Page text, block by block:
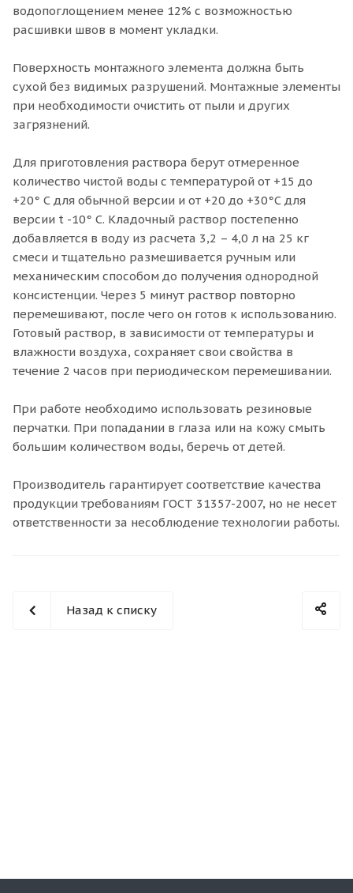
водопоглощением менее 12% с возможностью
расшивки швов в момент укладки.
Поверхность монтажного элемента должна быть
сухой без видимых разрушений. Монтажные элементы
при необходимости очистить от пыли и других
загрязнений.
Для приготовления раствора берут отмеренное
количество чистой воды с температурой от +15 до
+20° С для обычной версии и от +20 до +30°С для
версии t -10° C. Кладочный раствор постепенно
добавляется в воду из расчета 3,2 – 4,0 л на 25 кг
смеси и тщательно размешивается ручным или
механическим способом до получения однородной
консистенции. Через 5 минут раствор повторно
перемешивают, после чего он готов к использованию.
Готовый раствор, в зависимости от температуры и
влажности воздуха, сохраняет свои свойства в
течение 2 часов при периодическом перемешивании.
При работе необходимо использовать резиновые
перчатки. При попадании в глаза или на кожу смыть
большим количеством воды, беречь от детей.
Производитель гарантирует соответствие качества
продукции требованиям ГОСТ 31357-2007, но не несет
ответственности за несоблюдение технологии работы.
Назад к списку